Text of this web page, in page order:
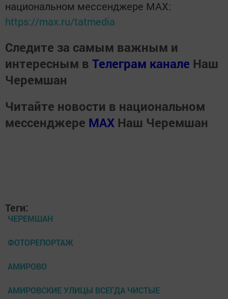
национальном мессенджере MАХ:
https://max.ru/tatmedia
Следите за самым важным и
интересным в Телеграм канале Наш
Черемшан
Читайте новости в национальном
мессенджере MАХ Наш Черемшан
Теги:
ЧЕРЕМШАН
ФОТОРЕПОРТАЖ
АМИРОВО
АМИРОВСКИЕ УЛИЦЫ ВСЕГДА ЧИСТЫЕ